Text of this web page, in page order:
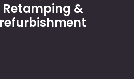
Retamping &
refurbishment